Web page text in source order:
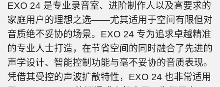
EXO 24 是专业录音室、进阶制作人以及高要求的
家庭用户的理想之选——尤其适用于空间有限但对
音质绝不妥协的场景。EXO 24 专为追求卓越精准
的专业人士打造，在节省空间的同时融合了先进的
声学设计、智能控制功能与毫不妥协的音质表现。
凭借其受控的声波扩散特性，EXO 24 也非常适用